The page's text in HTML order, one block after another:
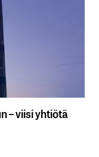
– viisi yhtiötä